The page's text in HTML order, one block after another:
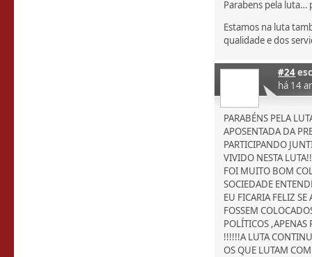
Parabens pela luta…
Estamos na luta
qualidade e dos
#24
há 14
PARABÉNS PELA
APOSENTADA DA
PARTICIPANDO
VIVIDO NESTA
FOI MUITO BOM
SOCIEDADE
EU FICARIA FELIZ
FOSSEM
POLÍTICOS ,APENAS
!!!!!!A LUTA
OS QUE LUTAM